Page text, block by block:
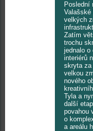
Poslední
velkých
Zatím
trochu
jednalo o
interiérů
skryta za
velkou
nového
Tyla a
další
povahou
o
a areálu